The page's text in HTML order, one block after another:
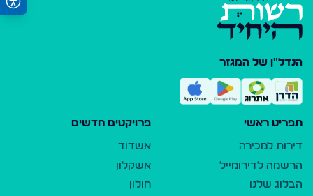
הנדל"ן של המגזר
תפריט ראשי
דירות למכירה
הרשמה לדירומייל
הבלוג שלנו
פרויקטים חדשים
אשדוד
אשקלון
חולון